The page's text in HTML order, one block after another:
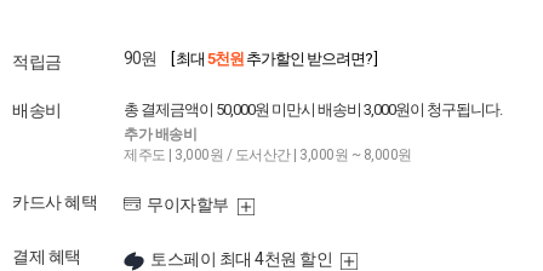
적립금 90원 [ 최대 5천원 추가할인 받으려면? ]
배송비 총 결제금액이 50,000원 미만시 배송비 3,000원이 청구됩니다.
추가 배송비
제주도 | 3,000원 / 도서산간 | 3,000원 ~ 8,000원
카드사 혜택 무이자할부
결제 혜택 토스페이 최대 4천원 할인